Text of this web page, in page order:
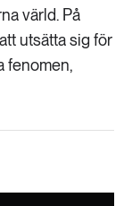
värld. På
utsätta sig för
fenomen,